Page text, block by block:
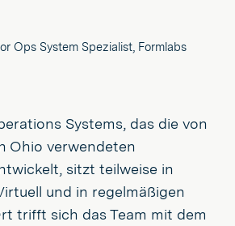
Ops System Spezialist, Formlabs
Systems, das die von
Ohio verwendeten
sitzt teilweise in
und in regelmäßigen
trifft sich das Team mit dem